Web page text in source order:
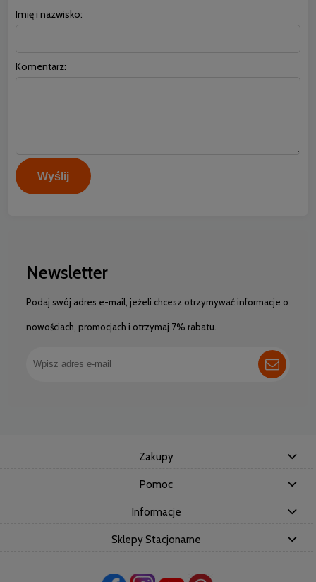
Imię i nazwisko:
Komentarz:
Wyślij
Newsletter
Podaj swój adres e-mail, jeżeli chcesz otrzymywać informacje o
nowościach, promocjach i otrzymaj 7% rabatu.
Zakupy
Pomoc
Informacje
Sklepy Stacjonarne